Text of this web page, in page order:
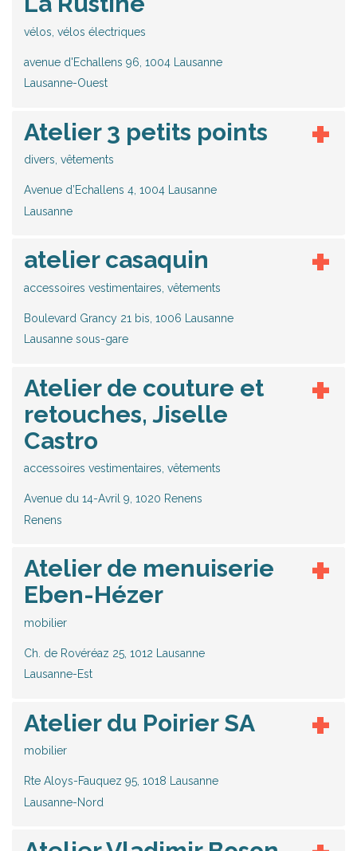
vélos, vélos électriques
avenue d'Echallens 96, 1004 Lausanne
Lausanne-Ouest
Atelier 3 petits points
divers, vêtements
Avenue d’Echallens 4, 1004 Lausanne
Lausanne
atelier casaquin
accessoires vestimentaires, vêtements
Boulevard Grancy 21 bis, 1006 Lausanne
Lausanne sous-gare
Atelier de couture et
retouches, Jiselle
Castro
accessoires vestimentaires, vêtements
Avenue du 14-Avril 9, 1020 Renens
Renens
Atelier de menuiserie
Eben-Hézer
mobilier
Ch. de Rovéréaz 25, 1012 Lausanne
Lausanne-Est
Atelier du Poirier SA
mobilier
Rte Aloys-Fauquez 95, 1018 Lausanne
Lausanne-Nord